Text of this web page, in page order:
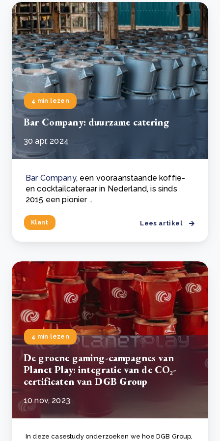
4 min lezen
Bar Company: duurzame catering
30 apr, 2024
Klant
Bar Company, een vooraanstaande koffie-
en cocktailcateraar in Nederland, is sinds
2015 een pionier ..
Lees artikel
4 min lezen
De groene gaming-campagnes van
Planet Play: integratie van de CO₂-
certificaten van DGB Group
10 nov, 2023
In deze casestudy onderzoeken we hoe DGB Group,